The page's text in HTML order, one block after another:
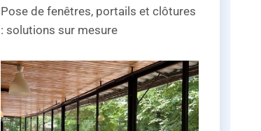
Pose de fenêtres, portails et clôtures
: solutions sur mesure